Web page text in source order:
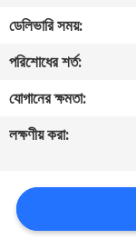
মান
নিয়ন্ত্রণ
যোগাযোগ
খবর
ডেলিভারি সময়:
পরিশোধের শর্ত:
যোগানের ক্ষমতা:
লক্ষণীয় করা: